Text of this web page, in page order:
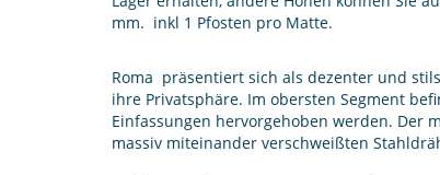
mm. inkl 1 Pfosten pro Matte.
Roma präsentiert sich als dezenter und
ihre Privatsphäre. Im obersten Segment
Einfassungen hervorgehoben werden. Der
massiv miteinander verschweißten